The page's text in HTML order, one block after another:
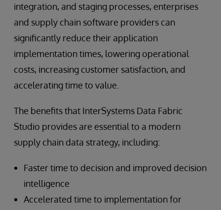
integration, and staging processes, enterprises
and supply chain software providers can
significantly reduce their application
implementation times, lowering operational
costs, increasing customer satisfaction, and
accelerating time to value.
The benefits that InterSystems Data Fabric
Studio provides are essential to a modern
supply chain data strategy, including:
Faster time to decision and improved decision
intelligence
Accelerated time to implementation for